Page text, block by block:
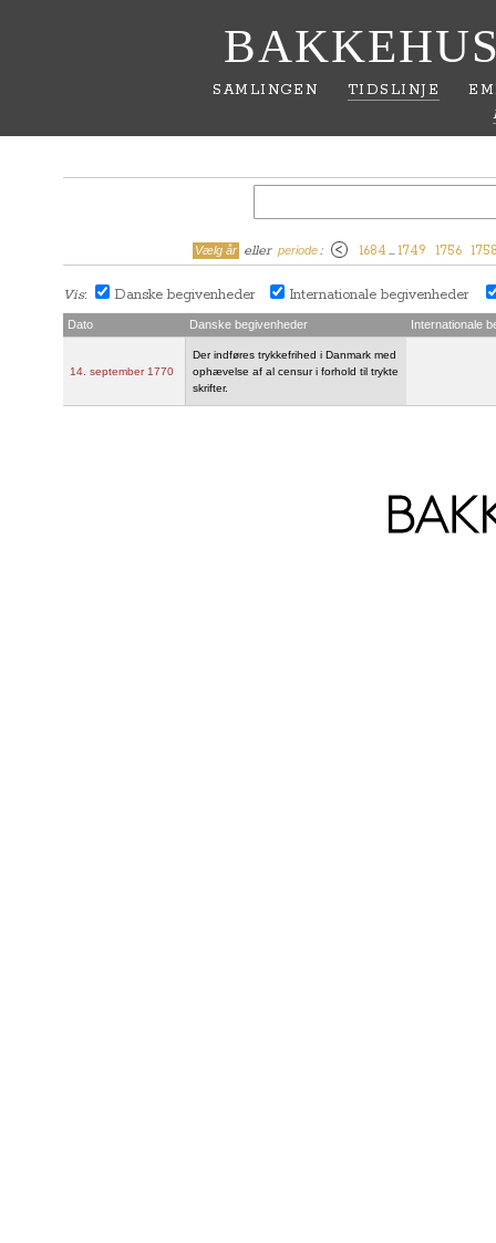
SAMLINGEN TIDSLINJE
Vælg år eller periode : 1684 …1749 1756
Vis: Danske begivenheder Internationale begivenheder
Dato Danske begivenheder Internationale
14. september 1770
Der indføres trykkefrihed i Danmark med
ophævelse af al censur i forhold til trykte
skrifter.